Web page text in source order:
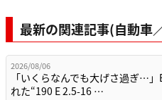
最新の関連記事(自動車
2026/08/06
「いくらなんでも大げさ過ぎ…」
れた“190 E 2.5-16 …